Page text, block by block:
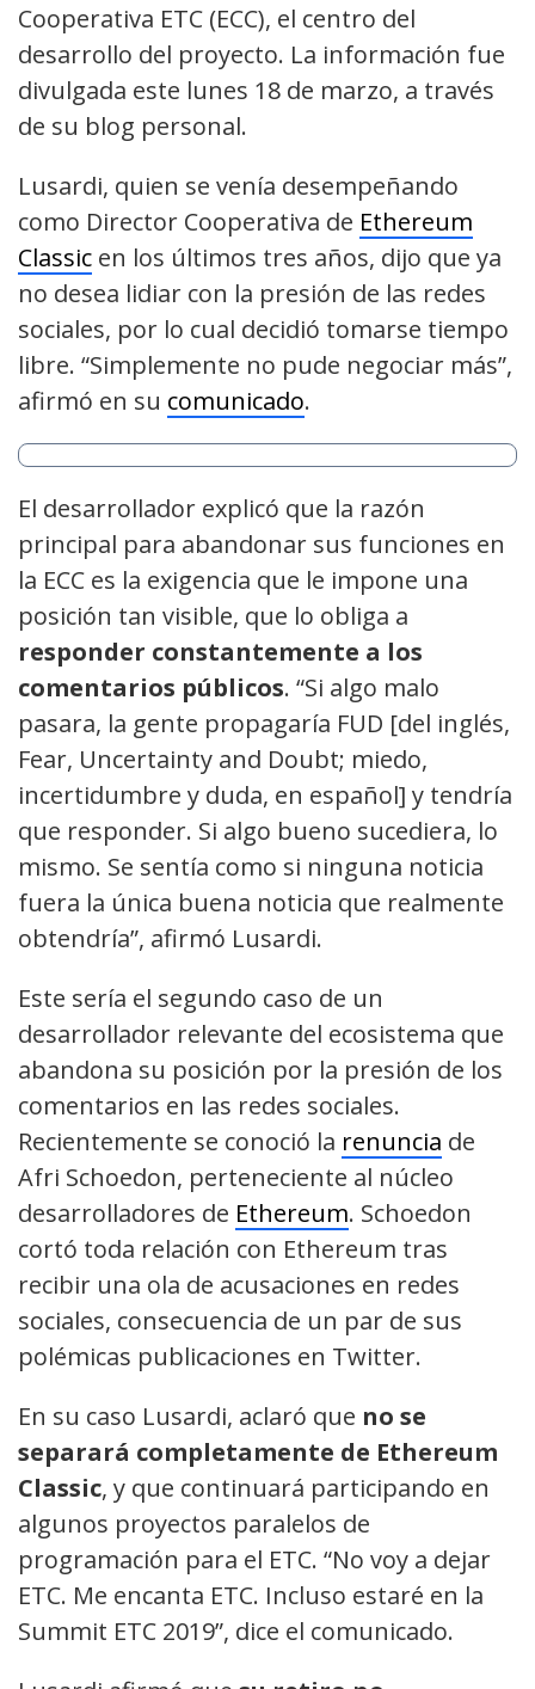
Cooperativa ETC (ECC), el centro del
desarrollo del proyecto. La información fue
divulgada este lunes 18 de marzo, a través
de su blog personal.
Lusardi, quien se venía desempeñando
como Director Cooperativa de Ethereum
Classic en los últimos tres años, dijo que ya
no desea lidiar con la presión de las redes
sociales, por lo cual decidió tomarse tiempo
libre. “Simplemente no pude negociar más”,
afirmó en su comunicado.
El desarrollador explicó que la razón
principal para abandonar sus funciones en
la ECC es la exigencia que le impone una
posición tan visible, que lo obliga a
responder constantemente a los
comentarios públicos. “Si algo malo
pasara, la gente propagaría FUD [del inglés,
Fear, Uncertainty and Doubt; miedo,
incertidumbre y duda, en español] y tendría
que responder. Si algo bueno sucediera, lo
mismo. Se sentía como si ninguna noticia
fuera la única buena noticia que realmente
obtendría”, afirmó Lusardi.
Este sería el segundo caso de un
desarrollador relevante del ecosistema que
abandona su posición por la presión de los
comentarios en las redes sociales.
Recientemente se conoció la renuncia de
Afri Schoedon, perteneciente al núcleo
desarrolladores de Ethereum. Schoedon
cortó toda relación con Ethereum tras
recibir una ola de acusaciones en redes
sociales, consecuencia de un par de sus
polémicas publicaciones en Twitter.
En su caso Lusardi, aclaró que no se
separará completamente de Ethereum
Classic, y que continuará participando en
algunos proyectos paralelos de
programación para el ETC. “No voy a dejar
ETC. Me encanta ETC. Incluso estaré en la
Summit ETC 2019”, dice el comunicado.